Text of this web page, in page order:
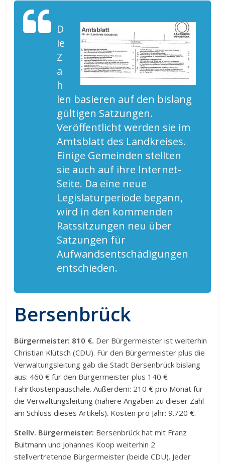
D
ie
Z
a
h
len basieren auf den bislang
gültigen Satzungen.
Veröffentlicht werden sie im
Amtsblatt des Landkreises.
Einige Gemeinden stellten
sie auch auf ihre Internet-
Seite. Da eine neue
Legislaturperiode begann,
wird in den kommenden
Ratssitzungen neu über
Satzungen für
Aufwandsentschädigungen
entschieden.
Bersenbrück
Bürgermeister: 810 €. Der Bürgermeister ist weiterhin
Christian Klütsch (CDU). Für den Bürgermeister plus die
Verwaltungsleitung gab die Stadt Bersenbrück bislang
aus: 460 € für den Bürgermeister plus 140 €
Fahrtkostenpauschale. Außerdem: 210 € pro Monat für
die Verwaltungsleitung (nähere Angaben zu dieser Zahl
am Schluss dieses Artikels). Kosten pro Jahr: 9.720 €.
Stellv. Bürgermeister: Bersenbrück hat mit Franz
Buitmann und Johannes Koop weiterhin 2
stellvertretende Bürgermeister (beide CDU). Jeder